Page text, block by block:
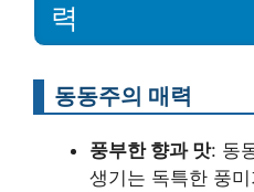
력
동동주의 매력
풍부한 향과 맛: 동
생기는 독특한 풍